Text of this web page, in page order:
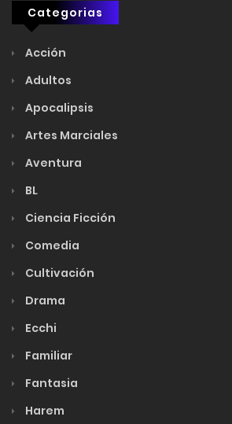
Categorias
Acción
Adultos
Apocalipsis
Artes Marciales
Aventura
BL
Ciencia Ficción
Comedia
Cultivación
Drama
Ecchi
Familiar
Fantasia
Harem